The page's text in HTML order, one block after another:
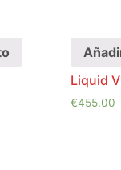
Liquid
€455.00